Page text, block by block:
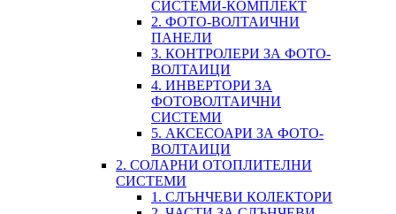
СИСТЕМИ-КОМПЛЕКТ
2. ФОТО-ВОЛТАИЧНИ
ПАНЕЛИ
3. КОНТРОЛЕРИ ЗА ФОТО-
ВОЛТАИЦИ
4. ИНВЕРТОРИ ЗА
ФОТОВОЛТАИЧНИ
СИСТЕМИ
5. АКСЕСОАРИ ЗА ФОТО-
ВОЛТАИЦИ
2. СОЛАРНИ ОТОПЛИТЕЛНИ
СИСТЕМИ
1. СЛЪНЧЕВИ КОЛЕКТОРИ